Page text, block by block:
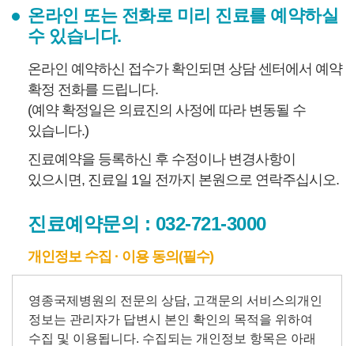
온라인 또는 전화로 미리 진료를 예약하실
수 있습니다.
온라인 예약하신 접수가 확인되면 상담 센터에서 예약
확정 전화를 드립니다.
(예약 확정일은 의료진의 사정에 따라 변동될 수
있습니다.)
진료예약을 등록하신 후 수정이나 변경사항이
있으시면, 진료일 1일 전까지 본원으로 연락주십시오.
진료예약문의 : 032-721-3000
개인정보 수집 · 이용 동의(필수)